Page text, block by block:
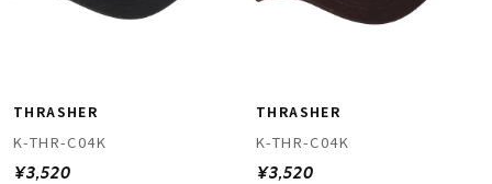
THRASHER
K-THR-C04K
¥3,520
THRASHER
K-THR-C04K
¥3,520